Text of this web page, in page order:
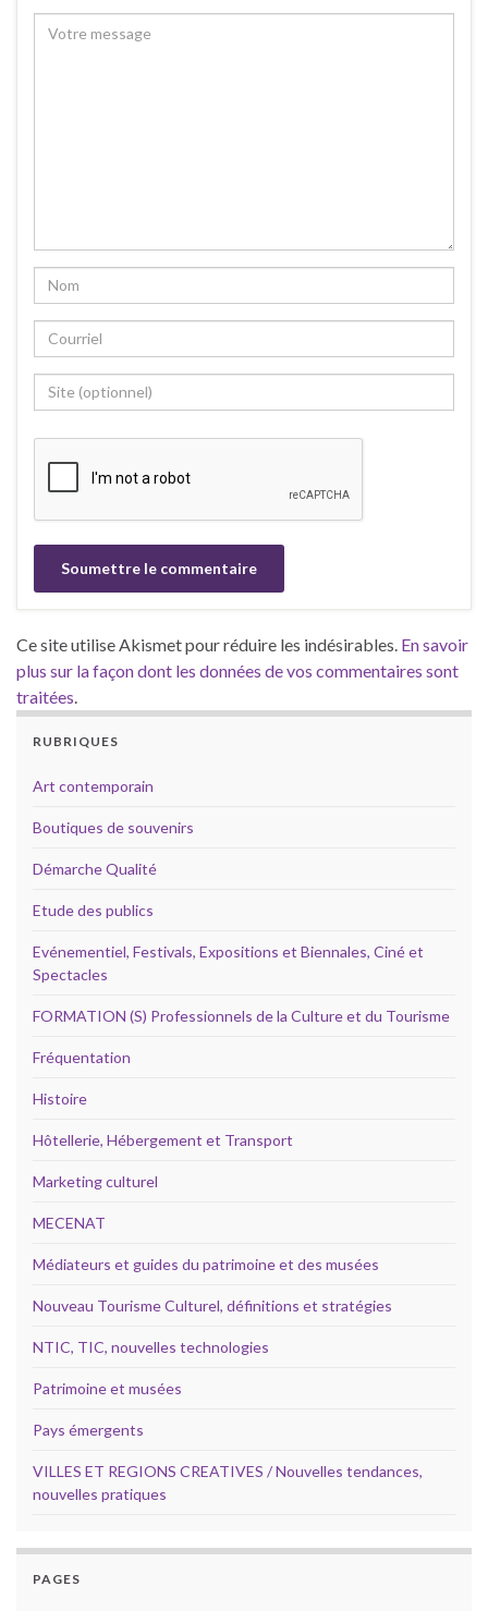
Ce site utilise Akismet pour réduire les indésirables. En savoir
plus sur la façon dont les données de vos commentaires sont
traitées.
RUBRIQUES
Art contemporain
Boutiques de souvenirs
Démarche Qualité
Etude des publics
Evénementiel, Festivals, Expositions et Biennales, Ciné et
Spectacles
FORMATION (S) Professionnels de la Culture et du Tourisme
Fréquentation
Histoire
Hôtellerie, Hébergement et Transport
Marketing culturel
MECENAT
Médiateurs et guides du patrimoine et des musées
Nouveau Tourisme Culturel, définitions et stratégies
NTIC, TIC, nouvelles technologies
Patrimoine et musées
Pays émergents
VILLES ET REGIONS CREATIVES / Nouvelles tendances,
nouvelles pratiques
PAGES